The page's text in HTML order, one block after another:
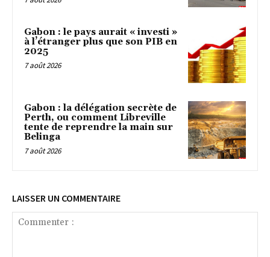
Gabon : le pays aurait « investi »
à l’étranger plus que son PIB en
2025
7 août 2026
Gabon : la délégation secrète de
Perth, ou comment Libreville
tente de reprendre la main sur
Belinga
7 août 2026
LAISSER UN COMMENTAIRE